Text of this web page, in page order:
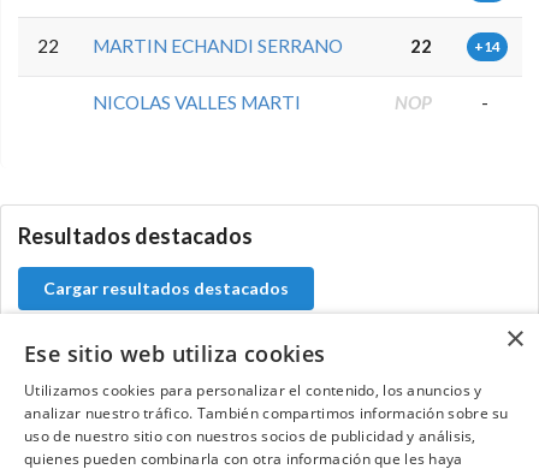
22 MARTIN ECHANDI SERRANO 22 +14
NICOLAS VALLES MARTI NOP -
Resultados destacados
Cargar resultados destacados
Contacta con el equipo de NextCaddy
Opina Contacta
×
Ese sitio web utiliza cookies
Utilizamos cookies para personalizar el contenido, los anuncios y
analizar nuestro tráfico. También compartimos información sobre su
uso de nuestro sitio con nuestros socios de publicidad y análisis,
quienes pueden combinarla con otra información que les haya